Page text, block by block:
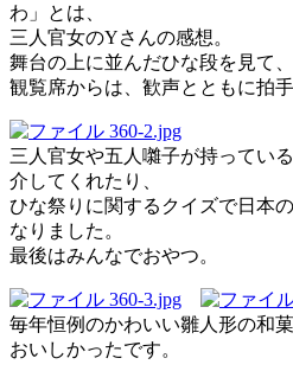
わ」とは、
三人官女のYさんの感想。
舞台の上に並んだひな段を見て、
観覧席からは、歓声とともに拍
三人官女や五人囃子が持ってい
介してくれたり、
ひな祭りに関するクイズで日本
なりました。
最後はみんなでおやつ。
毎年恒例のかわいい雛人形の和菓
おいしかったです。